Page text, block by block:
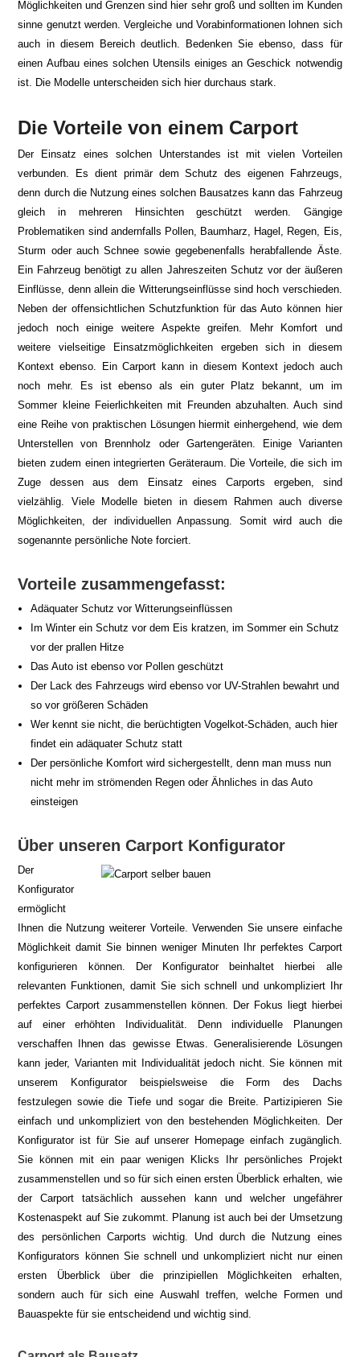
Möglichkeiten und Grenzen sind hier sehr groß und sollten im Kunden
sinne genutzt werden. Vergleiche und Vorabinformationen lohnen sich
auch in diesem Bereich deutlich. Bedenken Sie ebenso, dass für
einen Aufbau eines solchen Utensils einiges an Geschick notwendig
ist. Die Modelle unterscheiden sich hier durchaus stark.
Die Vorteile von einem Carport
Der Einsatz eines solchen Unterstandes ist mit vielen Vorteilen
verbunden. Es dient primär dem Schutz des eigenen Fahrzeugs,
denn durch die Nutzung eines solchen Bausatzes kann das Fahrzeug
gleich in mehreren Hinsichten geschützt werden. Gängige
Problematiken sind andernfalls Pollen, Baumharz, Hagel, Regen, Eis,
Sturm oder auch Schnee sowie gegebenenfalls herabfallende Äste.
Ein Fahrzeug benötigt zu allen Jahreszeiten Schutz vor der äußeren
Einflüsse, denn allein die Witterungseinflüsse sind hoch verschieden.
Neben der offensichtlichen Schutzfunktion für das Auto können hier
jedoch noch einige weitere Aspekte greifen. Mehr Komfort und
weitere vielseitige Einsatzmöglichkeiten ergeben sich in diesem
Kontext ebenso. Ein Carport kann in diesem Kontext jedoch auch
noch mehr. Es ist ebenso als ein guter Platz bekannt, um im
Sommer kleine Feierlichkeiten mit Freunden abzuhalten. Auch sind
eine Reihe von praktischen Lösungen hiermit einhergehend, wie dem
Unterstellen von Brennholz oder Gartengeräten. Einige Varianten
bieten zudem einen integrierten Geräteraum. Die Vorteile, die sich im
Zuge dessen aus dem Einsatz eines Carports ergeben, sind
vielzählig. Viele Modelle bieten in diesem Rahmen auch diverse
Möglichkeiten, der individuellen Anpassung. Somit wird auch die
sogenannte persönliche Note forciert.
Vorteile zusammengefasst:
Adäquater Schutz vor Witterungseinflüssen
Im Winter ein Schutz vor dem Eis kratzen, im Sommer ein Schutz
vor der prallen Hitze
Das Auto ist ebenso vor Pollen geschützt
Der Lack des Fahrzeugs wird ebenso vor UV-Strahlen bewahrt und
so vor größeren Schäden
Wer kennt sie nicht, die berüchtigten Vogelkot-Schäden, auch hier
findet ein adäquater Schutz statt
Der persönliche Komfort wird sichergestellt, denn man muss nun
nicht mehr im strömenden Regen oder Ähnliches in das Auto
einsteigen
Über unseren Carport Konfigurator
Der
Konfigurator
ermöglicht
Ihnen die Nutzung weiterer Vorteile. Verwenden Sie unsere einfache
Möglichkeit damit Sie binnen weniger Minuten Ihr perfektes Carport
konfigurieren können. Der Konfigurator beinhaltet hierbei alle
relevanten Funktionen, damit Sie sich schnell und unkompliziert Ihr
perfektes Carport zusammenstellen können. Der Fokus liegt hierbei
auf einer erhöhten Individualität. Denn individuelle Planungen
verschaffen Ihnen das gewisse Etwas. Generalisierende Lösungen
kann jeder, Varianten mit Individualität jedoch nicht. Sie können mit
unserem Konfigurator beispielsweise die Form des Dachs
festzulegen sowie die Tiefe und sogar die Breite. Partizipieren Sie
einfach und unkompliziert von den bestehenden Möglichkeiten. Der
Konfigurator ist für Sie auf unserer Homepage einfach zugänglich.
Sie können mit ein paar wenigen Klicks Ihr persönliches Projekt
zusammenstellen und so für sich einen ersten Überblick erhalten, wie
der Carport tatsächlich aussehen kann und welcher ungefährer
Kostenaspekt auf Sie zukommt. Planung ist auch bei der Umsetzung
des persönlichen Carports wichtig. Und durch die Nutzung eines
Konfigurators können Sie schnell und unkompliziert nicht nur einen
ersten Überblick über die prinzipiellen Möglichkeiten erhalten,
sondern auch für sich eine Auswahl treffen, welche Formen und
Bauaspekte für sie entscheidend und wichtig sind.